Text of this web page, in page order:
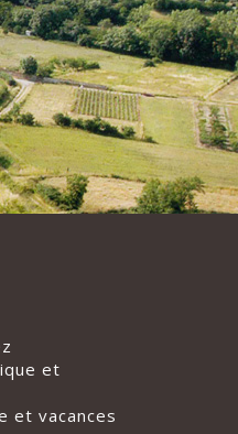
et
et vacances